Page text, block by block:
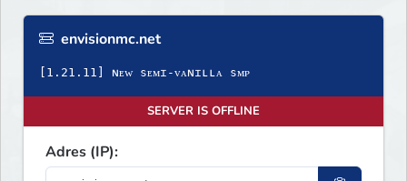
envisionmc.net
[1.21.11] ɴᴇᴡ sᴇᴍɪ-ᴠᴀɴɪʟʟᴀ sᴍᴘ
SERVER IS OFFLINE
Adres (IP):